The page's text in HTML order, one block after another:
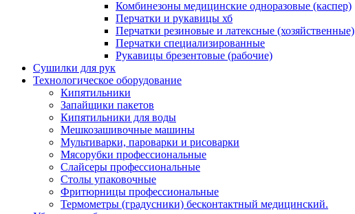
Комбинезоны медицинские одноразовые (каспер)
Перчатки и рукавицы хб
Перчатки резиновые и латексные (хозяйственные)
Перчатки специализированные
Рукавицы брезентовые (рабочие)
Сушилки для рук
Технологическое оборудование
Кипятильники
Запайщики пакетов
Кипятильники для воды
Мешкозашивочные машины
Мультиварки, пароварки и рисоварки
Мясорубки профессиональные
Слайсеры профессиональные
Столы упаковочные
Фритюрницы профессиональные
Термометры (градусники) бесконтактный медицинский.